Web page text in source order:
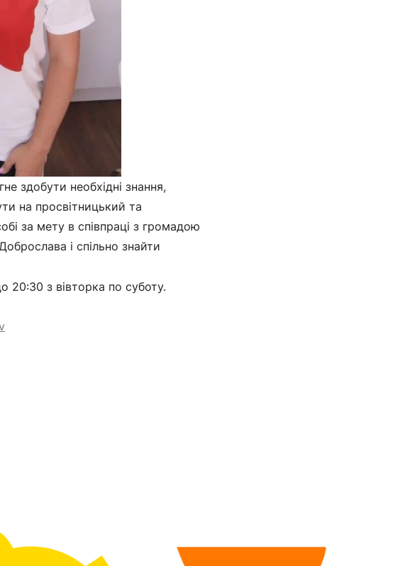
здобути необхідні знання,
на просвітницький та
за мету в співпраці з громадою
і спільно знайти
20:30 з вівторка по суботу.